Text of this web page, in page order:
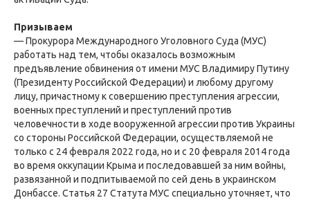
Призываем
— Прокурора Международного Уголовного Суда (МУС)
работать над тем, чтобы оказалось возможным
предъявление обвинения от имени МУС Владимиру Путину
(Президенту Российской Федерации) и любому другому
лицу, причастному к совершению преступления агрессии,
военных преступлений и преступлений против
человечности в ходе вооруженной агрессии против Украины
со стороны Российской Федерации, осуществляемой не
только с 24 февраля 2022 года, но и с 20 февраля 2014 года
во время оккупации Крыма и последовавшей за ним войны,
развязанной и подпитываемой по сей день в украинском
Донбассе. Статья 27 Статута МУС специально уточняет, что